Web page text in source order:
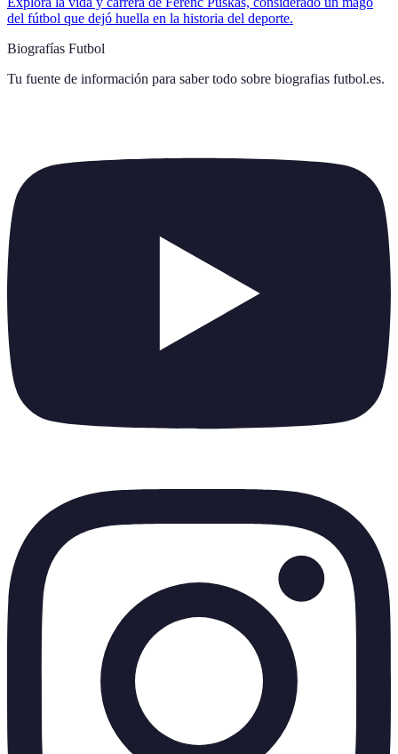
del fútbol que dejó huella en la historia del deporte.
Biografías Futbol
Tu fuente de información para saber todo sobre biografias futbol.es.